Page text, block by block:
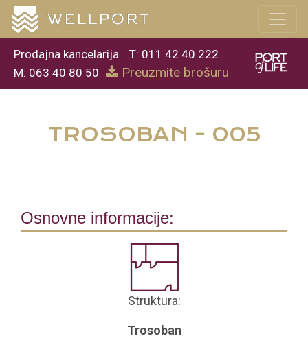
Prodajna kancelarija
T: 011 42 40 222
M: 063 40 80 50
Preuzmite brošuru
TROSOBAN - 005
Osnovne informacije:
Struktura:
Trosoban